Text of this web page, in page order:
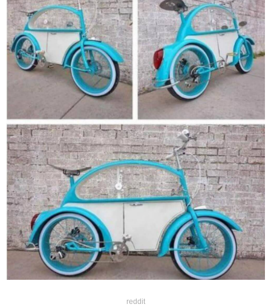
reddit